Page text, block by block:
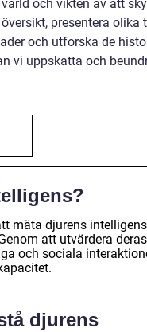
och vikten av att
presentera olika
och utforska de
vi uppskatta och
mäta djurens
att utvärdera deras
och sociala
djurens